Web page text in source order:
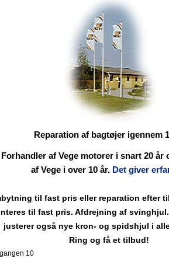
Reparation af bagtøjer igennem
Forhandler af Vege motorer i snart 20 år
af Vege i over 10 år. Det giver
til fast pris eller reparation efter
til fast pris. Afdrejning af
justerer også nye kron- og spidshjul i
Ring og få et tilbud!
10